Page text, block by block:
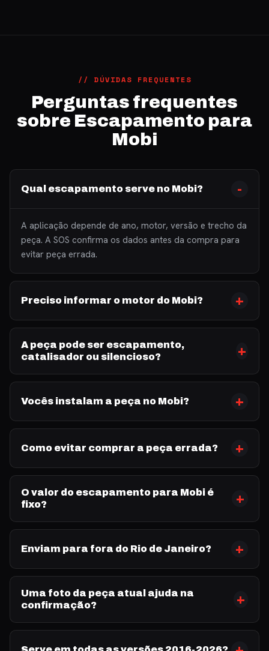
// DÚVIDAS FREQUENTES
Perguntas frequentes
sobre Escapamento para
Mobi
Qual escapamento serve no Mobi?
A aplicação depende de ano, motor, versão e trecho da
peça. A SOS confirma os dados antes da compra para
evitar peça errada.
Preciso informar o motor do Mobi?
A peça pode ser escapamento,
catalisador ou silencioso?
Vocês instalam a peça no Mobi?
Como evitar comprar a peça errada?
O valor do escapamento para Mobi é
fixo?
Enviam para fora do Rio de Janeiro?
Uma foto da peça atual ajuda na
confirmação?